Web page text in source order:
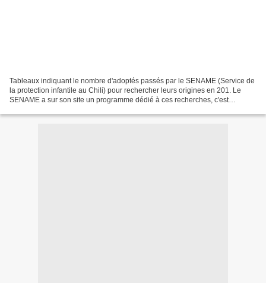
Tableaux indiquant le nombre d'adoptés passés par le SENAME (Service de
la protection infantile au Chili) pour rechercher leurs origines en 201. Le
SENAME a sur son site un programme dédié à ces recherches, c'est